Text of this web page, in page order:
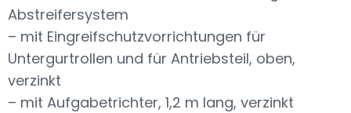
Abstreifersystem
– mit Eingreifschutzvorrichtungen für
Untergurtrollen und für Antriebsteil, oben,
verzinkt
– mit Aufgabetrichter, 1,2 m lang, verzinkt